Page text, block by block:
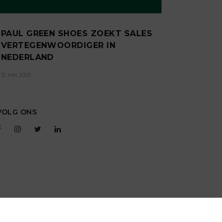
PAUL GREEN SHOES ZOEKT SALES
VERTEGENWOORDIGER IN
NEDERLAND
12 mei 2025
ONS